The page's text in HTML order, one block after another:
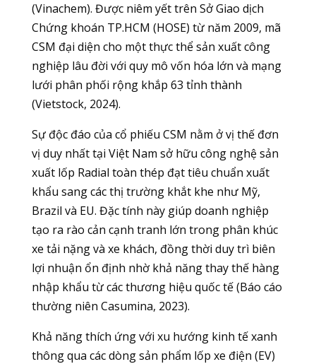
(Vinachem). Được niêm yết trên Sở Giao dịch
Chứng khoán TP.HCM (HOSE) từ năm 2009, mã
CSM đại diện cho một thực thể sản xuất công
nghiệp lâu đời với quy mô vốn hóa lớn và mạng
lưới phân phối rộng khắp 63 tỉnh thành
(Vietstock, 2024).
Sự độc đáo của cổ phiếu CSM nằm ở vị thế đơn
vị duy nhất tại Việt Nam sở hữu công nghệ sản
xuất lốp Radial toàn thép đạt tiêu chuẩn xuất
khẩu sang các thị trường khắt khe như Mỹ,
Brazil và EU. Đặc tính này giúp doanh nghiệp
tạo ra rào cản cạnh tranh lớn trong phân khúc
xe tải nặng và xe khách, đồng thời duy trì biên
lợi nhuận ổn định nhờ khả năng thay thế hàng
nhập khẩu từ các thương hiệu quốc tế (Báo cáo
thường niên Casumina, 2023).
Khả năng thích ứng với xu hướng kinh tế xanh
thông qua các dòng sản phẩm lốp xe điện (EV)